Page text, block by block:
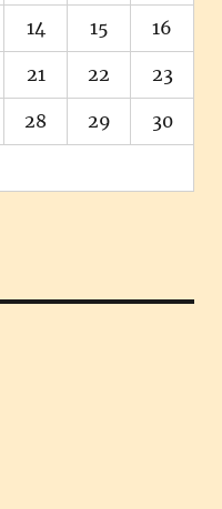
14 15 16
21 22 23
28 29 30